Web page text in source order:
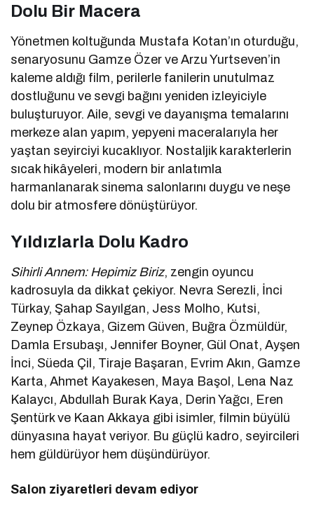
Dolu Bir Macera
Yönetmen koltuğunda Mustafa Kotan’ın oturduğu,
senaryosunu Gamze Özer ve Arzu Yurtseven’in
kaleme aldığı film, perilerle fanilerin unutulmaz
dostluğunu ve sevgi bağını yeniden izleyiciyle
buluşturuyor. Aile, sevgi ve dayanışma temalarını
merkeze alan yapım, yepyeni maceralarıyla her
yaştan seyirciyi kucaklıyor. Nostaljik karakterlerin
sıcak hikâyeleri, modern bir anlatımla
harmanlanarak sinema salonlarını duygu ve neşe
dolu bir atmosfere dönüştürüyor.
Yıldızlarla Dolu Kadro
Sihirli Annem: Hepimiz Biriz, zengin oyuncu
kadrosuyla da dikkat çekiyor. Nevra Serezli, İnci
Türkay, Şahap Sayılgan, Jess Molho, Kutsi,
Zeynep Özkaya, Gizem Güven, Buğra Özmüldür,
Damla Ersubaşı, Jennifer Boyner, Gül Onat, Ayşen
İnci, Süeda Çil, Tiraje Başaran, Evrim Akın, Gamze
Karta, Ahmet Kayakesen, Maya Başol, Lena Naz
Kalaycı, Abdullah Burak Kaya, Derin Yağcı, Eren
Şentürk ve Kaan Akkaya gibi isimler, filmin büyülü
dünyasına hayat veriyor. Bu güçlü kadro, seyircileri
hem güldürüyor hem düşündürüyor.
Salon ziyaretleri devam ediyor